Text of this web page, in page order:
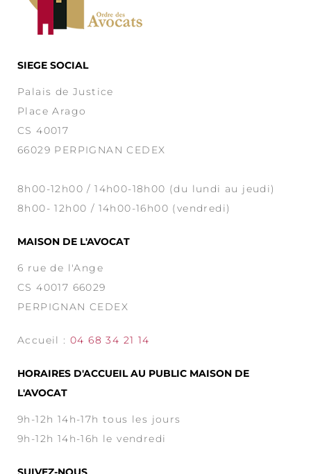
SIEGE SOCIAL
Palais de Justice
Place Arago
CS 40017
66029 PERPIGNAN CEDEX
8h00-12h00 / 14h00-18h00 (du lundi au jeudi)
8h00- 12h00 / 14h00-16h00 (vendredi)
MAISON DE L'AVOCAT
6 rue de l'Ange
CS 40017 66029
PERPIGNAN CEDEX
Accueil :04 68 34 21 14
HORAIRES D'ACCUEIL AU PUBLIC MAISON DE
L'AVOCAT
9h-12h 14h-17h tous les jours
9h-12h 14h-16h le vendredi